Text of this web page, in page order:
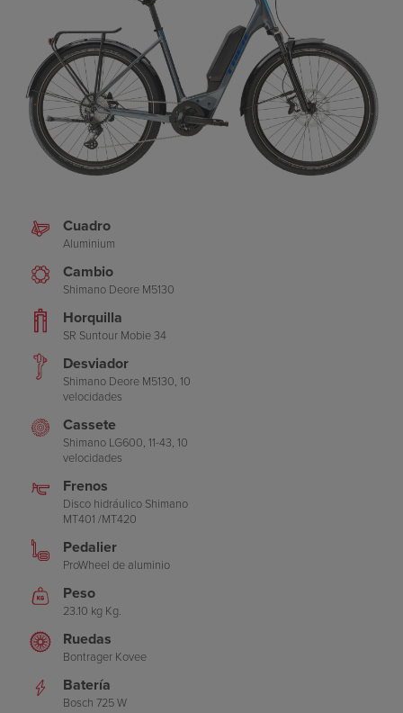
Cuadro
Aluminium
Cambio
Shimano Deore M5130
Horquilla
SR Suntour Mobie 34
Desviador
Shimano Deore M5130, 10
velocidades
Cassete
Shimano LG600, 11-43, 10
velocidades
Frenos
Disco hidráulico Shimano
MT401 /MT420
Pedalier
ProWheel de aluminio
Peso
23.10 kg Kg.
Ruedas
Bontrager Kovee
Batería
Bosch 725 W